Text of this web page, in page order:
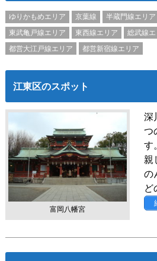
ゆりかもめエリア 京葉線 半蔵門線エリア
東武亀戸線エリア
東西線エリア 総武線
都営大江戸線エリア
都営新宿線エリア
江東区のスポット
富岡八幡宮
深
つ
す
親
の
ど